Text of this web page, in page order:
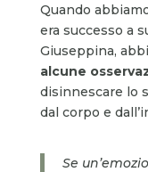
Quando
era successo a
Giuseppina,
alcune
disinnescare lo
dal corpo e
Se